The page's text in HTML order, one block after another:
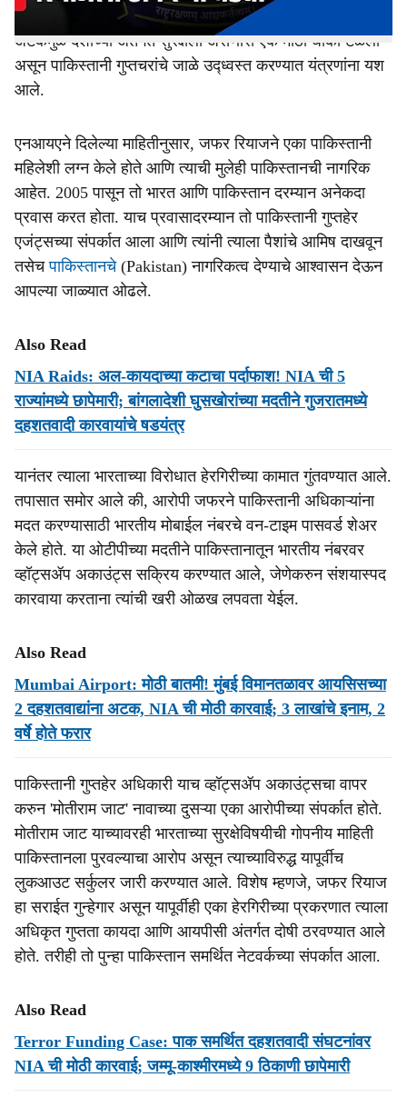
अधिकाऱ्यांपर्यंत पोहोचवल्याच्या आरोपाखाली बेड्या ठोकल्या. या
अटकेमुळे देशाच्या अंतर्गत सुरक्षेला असणारा एक मोठा धोका टळला
असून पाकिस्तानी गुप्तचरांचे जाळे उद्ध्वस्त करण्यात यंत्रणांना यश
आले.
एनआयएने दिलेल्या माहितीनुसार, जफर रियाजने एका पाकिस्तानी
महिलेशी लग्न केले होते आणि त्याची मुलेही पाकिस्तानची नागरिक
आहेत. 2005 पासून तो भारत आणि पाकिस्तान दरम्यान अनेकदा
प्रवास करत होता. याच प्रवासादरम्यान तो पाकिस्तानी गुप्तहेर
एजंट्सच्या संपर्कात आला आणि त्यांनी त्याला पैशांचे आमिष दाखवून
तसेचपाकिस्तानचे(Pakistan) नागरिकत्व देण्याचे आश्वासन देऊन
आपल्या जाळ्यात ओढले.
Also Read
NIA Raids: अल-कायदाच्या कटाचा पर्दाफाश! NIA ची 5
राज्यांमध्ये छापेमारी; बांगलादेशी घुसखोरांच्या मदतीने गुजरातमध्ये
दहशतवादी कारवायांचे षडयंत्र
यानंतर त्याला भारताच्या विरोधात हेरगिरीच्या कामात गुंतवण्यात आले.
तपासात समोर आले की, आरोपी जफरने पाकिस्तानी अधिकाऱ्यांना
मदत करण्यासाठी भारतीय मोबाईल नंबरचे वन-टाइम पासवर्ड शेअर
केले होते. या ओटीपीच्या मदतीने पाकिस्तानातून भारतीय नंबरवर
व्हॉट्सॲप अकाउंट्स सक्रिय करण्यात आले, जेणेकरुन संशयास्पद
कारवाया करताना त्यांची खरी ओळख लपवता येईल.
Also Read
Mumbai Airport: मोठी बातमी! मुंबई विमानतळावर आयसिसच्या
2 दहशतवाद्यांना अटक, NIA ची मोठी कारवाई; 3 लाखांचे इनाम, 2
वर्षे होते फरार
पाकिस्तानी गुप्तहेर अधिकारी याच व्हॉट्सॲप अकाउंट्सचा वापर
करुन 'मोतीराम जाट' नावाच्या दुसऱ्या एका आरोपीच्या संपर्कात होते.
मोतीराम जाट याच्यावरही भारताच्या सुरक्षेविषयीची गोपनीय माहिती
पाकिस्तानला पुरवल्याचा आरोप असून त्याच्याविरुद्ध यापूर्वीच
लुकआउट सर्कुलर जारी करण्यात आले. विशेष म्हणजे, जफर रियाज
हा सराईत गुन्हेगार असून यापूर्वीही एका हेरगिरीच्या प्रकरणात त्याला
अधिकृत गुप्तता कायदा आणि आयपीसी अंतर्गत दोषी ठरवण्यात आले
होते. तरीही तो पुन्हा पाकिस्तान समर्थित नेटवर्कच्या संपर्कात आला.
Also Read
Terror Funding Case: पाक समर्थित दहशतवादी संघटनांवर
NIA ची मोठी कारवाई; जम्मू-काश्मीरमध्ये 9 ठिकाणी छापेमारी